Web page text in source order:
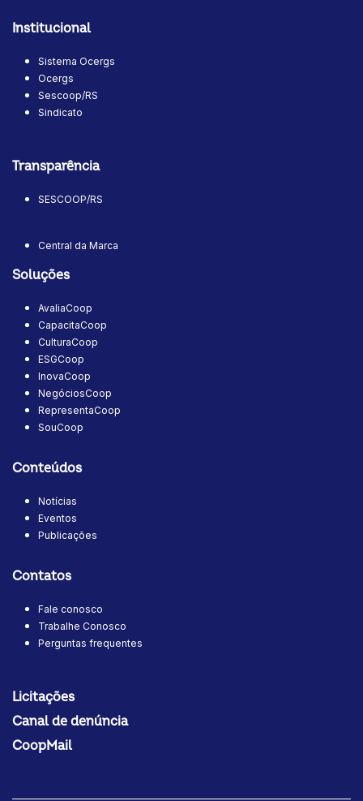
Institucional
Sistema Ocergs
Ocergs
Sescoop/RS
Sindicato
Transparência
SESCOOP/RS
Central da Marca
Soluções
AvaliaCoop
CapacitaCoop
CulturaCoop
ESGCoop
InovaCoop
NegóciosCoop
RepresentaCoop
SouCoop
Conteúdos
Notícias
Eventos
Publicações
Contatos
Fale conosco
Trabalhe Conosco
Perguntas frequentes
Licitações
Canal de denúncia
CoopMail